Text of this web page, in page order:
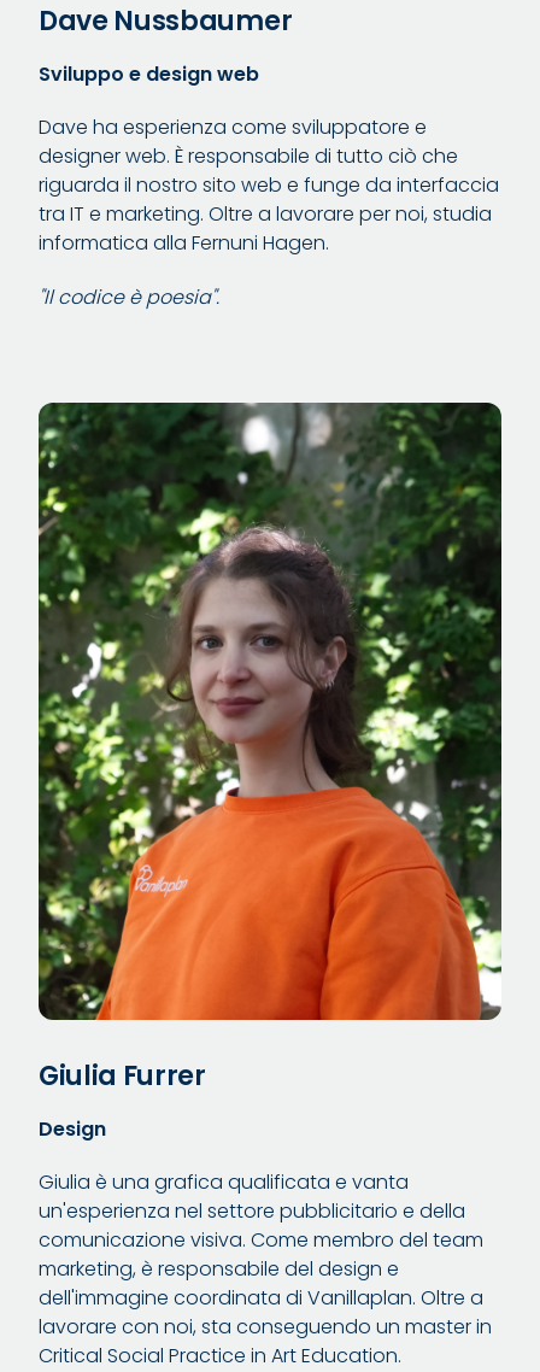
Dave Nussbaumer
Sviluppo e design web
Dave ha esperienza come sviluppatore e
designer web. È responsabile di tutto ciò che
riguarda il nostro sito web e funge da interfaccia
tra IT e marketing. Oltre a lavorare per noi, studia
informatica alla Fernuni Hagen.
"Il codice è poesia".
Giulia Furrer
Design
Giulia è una grafica qualificata e vanta
un'esperienza nel settore pubblicitario e della
comunicazione visiva. Come membro del team
marketing, è responsabile del design e
dell'immagine coordinata di Vanillaplan. Oltre a
lavorare con noi, sta conseguendo un master in
Critical Social Practice in Art Education.